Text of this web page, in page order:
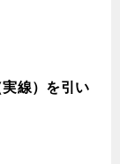
線）を引い